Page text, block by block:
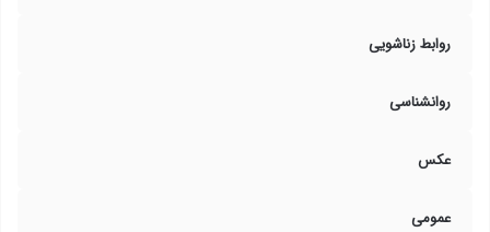
روابط زناشویی
روانشناسی
عکس
عمومی